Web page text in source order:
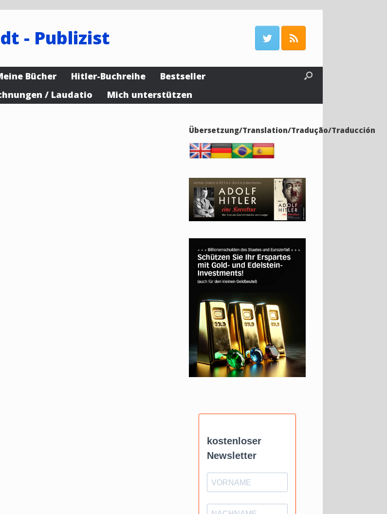
- Publizist
Bücher Hitler-Buchreihe
Bestseller
/ Laudatio Mich unterstützen
Übersetzung/Translation/Tradução/Traducción